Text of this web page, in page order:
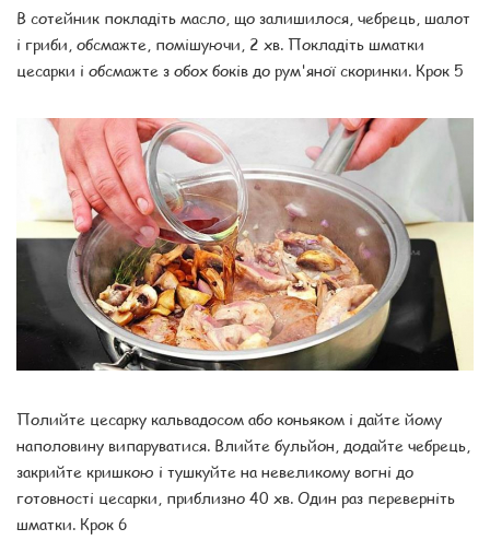
В сотейник покладіть масло, що залишилося, чебрець, шалот
і гриби, обсмажте, помішуючи, 2 хв. Покладіть шматки
цесарки і обсмажте з обох боків до рум'яної скоринки. Крок 5
Полийте цесарку кальвадосом або коньяком і дайте йому
наполовину випаруватися. Влийте бульйон, додайте чебрець,
закрийте кришкою і тушкуйте на невеликому вогні до
готовності цесарки, приблизно 40 хв. Один раз переверніть
шматки. Крок 6